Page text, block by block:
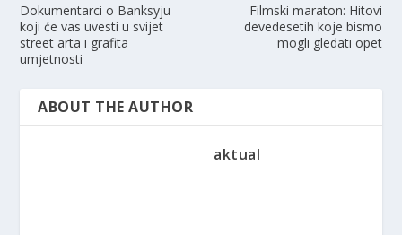
Dokumentarci o Banksyju
koji će vas uvesti u svijet
street arta i grafita
umjetnosti
Filmski maraton: Hitovi
devedesetih koje bismo
mogli gledati opet
ABOUT THE AUTHOR
aktual